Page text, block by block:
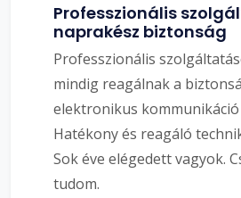
Professzionális
naprakész biztonság
Professzionális
mindig reagálnak a
elektronikus
Hatékony és reagáló
Sok éve elégedett vagyok.
tudom.